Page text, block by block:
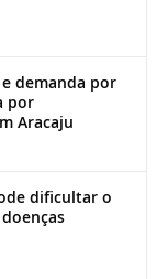
demanda por
por
Aracaju
dificultar o